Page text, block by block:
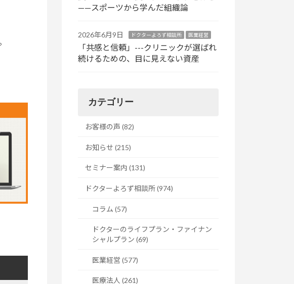
——スポーツから学んだ組織論
2026年6月9日 ドクターよろず相談所 医業経営
「共感と信頼」---クリニックが選ばれ
続けるための、目に見えない資産
カテゴリー
お客様の声 (82)
お知らせ (215)
セミナー案内 (131)
ドクターよろず相談所 (974)
コラム (57)
ドクターのライフプラン・ファイナン
シャルプラン (69)
医業経営 (577)
医療法人 (261)